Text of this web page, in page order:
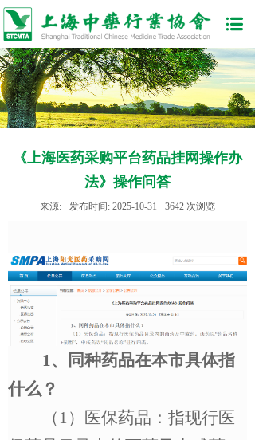
《上海医药采购平台药品挂网操作办
法》操作问答
来源: 发布时间: 2025-10-31 3642 次浏览
1、同种药品在本市具体指
什么？
（ 1 ）医保药品：指现行医